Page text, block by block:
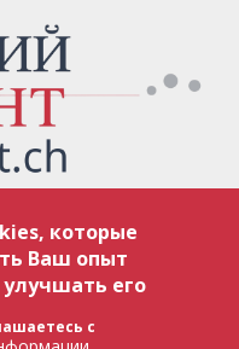
об авторском праве и
частичное использование
В случае полного
сайта rusaccent.ch,
заимствованный
rusaccent.ch, являются
или частичное
которые
Ваш опыт
его
с